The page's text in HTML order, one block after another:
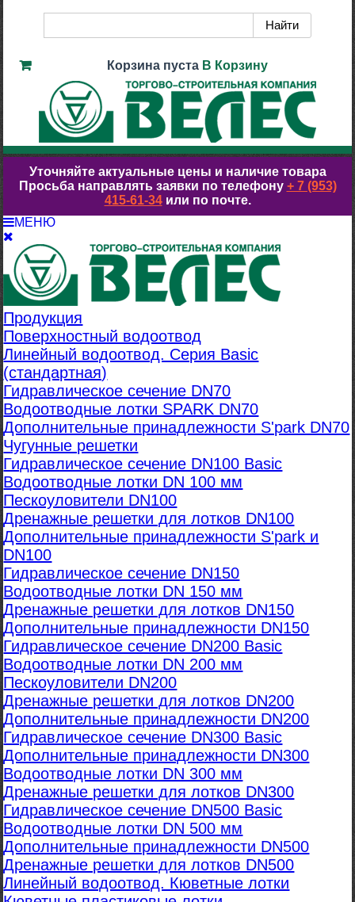
Корзина пуста В Корзину
Уточняйте актуальные цены и наличие товара
Просьба направлять заявки по телефону + 7 (953)
415-61-34или по почте.
МЕНЮ
Продукция
Поверхностный водоотвод
Линейный водоотвод. Серия Basic
(стандартная)
Гидравлическое сечение DN70
Водоотводные лотки SPARK DN70
Дополнительные принадлежности S'park DN70
Чугунные решетки
Гидравлическое сечение DN100 Basic
Водоотводные лотки DN 100 мм
Пескоуловители DN100
Дренажные решетки для лотков DN100
Дополнительные принадлежности S'park и
DN100
Гидравлическое сечение DN150
Водоотводные лотки DN 150 мм
Дренажные решетки для лотков DN150
Дополнительные принадлежности DN150
Гидравлическое сечение DN200 Basic
Водоотводные лотки DN 200 мм
Пескоуловители DN200
Дренажные решетки для лотков DN200
Дополнительные принадлежности DN200
Гидравлическое сечение DN300 Basic
Дополнительные принадлежности DN300
Водоотводные лотки DN 300 мм
Дренажные решетки для лотков DN300
Гидравлическое сечение DN500 Basic
Водоотводные лотки DN 500 мм
Дополнительные принадлежности DN500
Дренажные решетки для лотков DN500
Линейный водоотвод. Кюветные лотки